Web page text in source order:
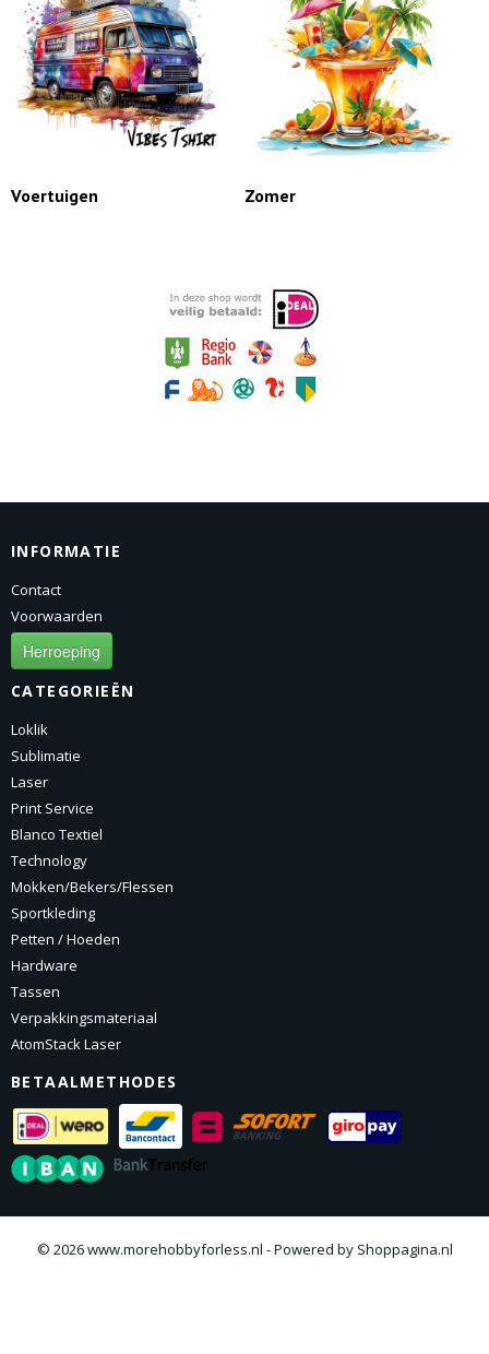
Voertuigen Zomer
INFORMATIE
Contact
Voorwaarden
Herroeping
CATEGORIEËN
Loklik
Sublimatie
Laser
Print Service
Blanco Textiel
Technology
Mokken/Bekers/Flessen
Sportkleding
Petten / Hoeden
Hardware
Tassen
Verpakkingsmateriaal
AtomStack Laser
BETAALMETHODES
© 2026 www.morehobbyforless.nl - Powered by Shoppagina.nl